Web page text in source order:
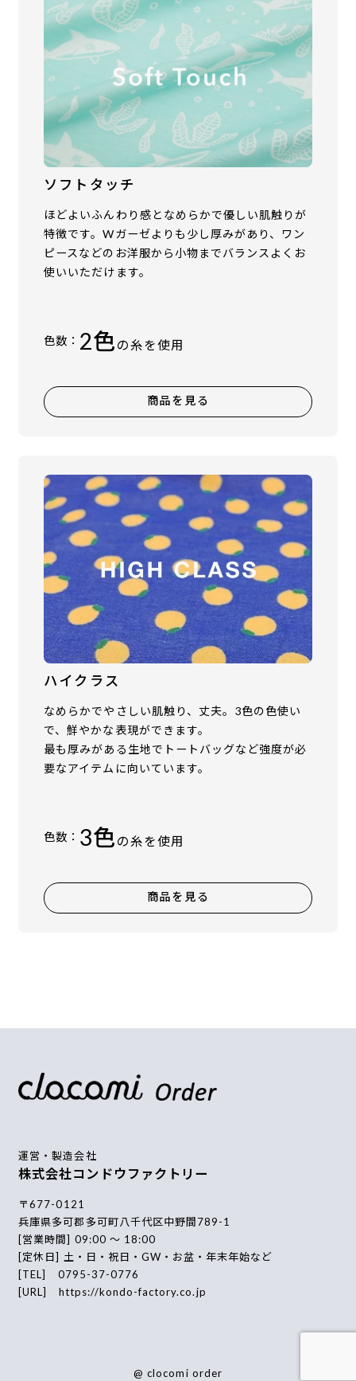
ソフトタッチ
ほどよいふんわり感となめらかで優しい肌触りが
特徴です。Wガーゼよりも少し厚みがあり、ワン
ピースなどのお洋服から小物までバランスよくお
使いいただけます。
色数： 2色 の糸を使用
商品を見る
ハイクラス
なめらかでやさしい肌触り、丈夫。3色の色使い
で、鮮やかな表現ができます。
最も厚みがある生地でトートバッグなど強度が必
要なアイテムに向いています。
色数： 3色 の糸を使用
商品を見る
運営・製造会社
株式会社コンドウファクトリー
〒677-0121
兵庫県多可郡多可町八千代区中野間789-1
[営業時間] 09:00 〜 18:00
[定休日] 土・日・祝日・GW・お盆・年末年始など
[TEL] 0795-37-0776
[URL] https://kondo-factory.co.jp
@ clocomi order